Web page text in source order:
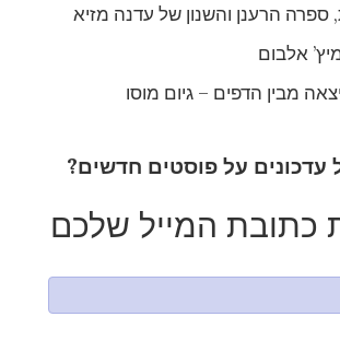
ספרה הרענן והשנון של עדנה מזיא
אלבום
מבין הדפים – גיום מוסו
עדכונים על פוסטים חדשים
כתובת המייל שלכם